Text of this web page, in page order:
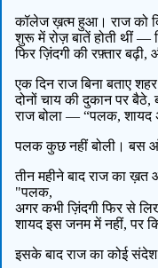
कॉलेज ख़त्म हुआ। राज को
शुरू में रोज़ बातें होती थीं —
फिर ज़िंदगी की रफ़्तार
एक दिन राज बिना बताए
दोनों चाय की दुकान पर बैठे,
राज बोला — “पलक, शायद
पलक कुछ नहीं बोली। बस
तीन महीने बाद राज का
"पलक,
अगर कभी ज़िंदगी फिर से
शायद इस जनम में नहीं, पर
इसके बाद राज का कोई